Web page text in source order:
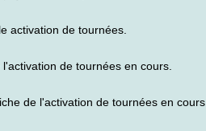
activation de tournées.
de tournées en cours.
de l'activation de tournées en cours.